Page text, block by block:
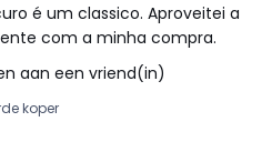
é um classico. Aproveitei a
com a minha compra.
aan een vriend(in)
koper